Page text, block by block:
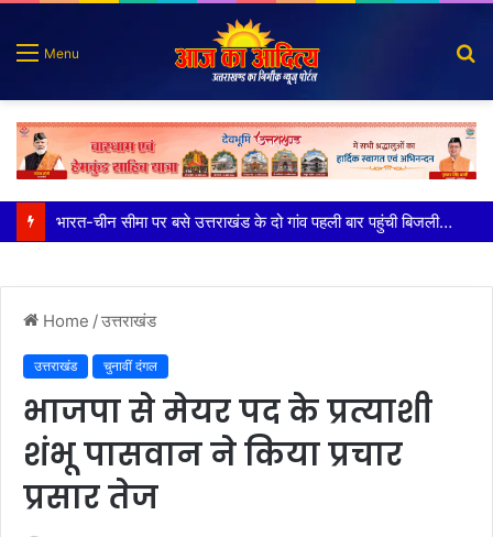
Menu
100 किडनी ट्रांसप्लांट की सफलता, हिम्स जौलीग्रांट ने बढ़ाया चिकित्सा सेवाओं का भरोसा
Home /उत्तराखंड
उत्तराखंड चुनावीं दंगल
भाजपा से मेयर पद के प्रत्याशी
शंभू पासवान ने किया प्रचार
प्रसार तेज